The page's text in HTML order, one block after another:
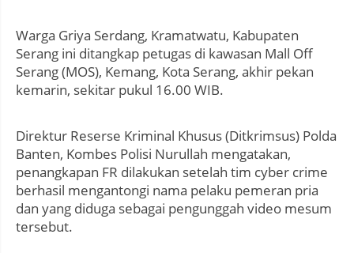
Warga Griya Serdang, Kramatwatu, Kabupaten
Serang ini ditangkap petugas di kawasan Mall Off
Serang (MOS), Kemang, Kota Serang, akhir pekan
kemarin, sekitar pukul 16.00 WIB.
Direktur Reserse Kriminal Khusus (Ditkrimsus) Polda
Banten, Kombes Polisi Nurullah mengatakan,
penangkapan FR dilakukan setelah tim cyber crime
berhasil mengantongi nama pelaku pemeran pria
dan yang diduga sebagai pengunggah video mesum
tersebut.